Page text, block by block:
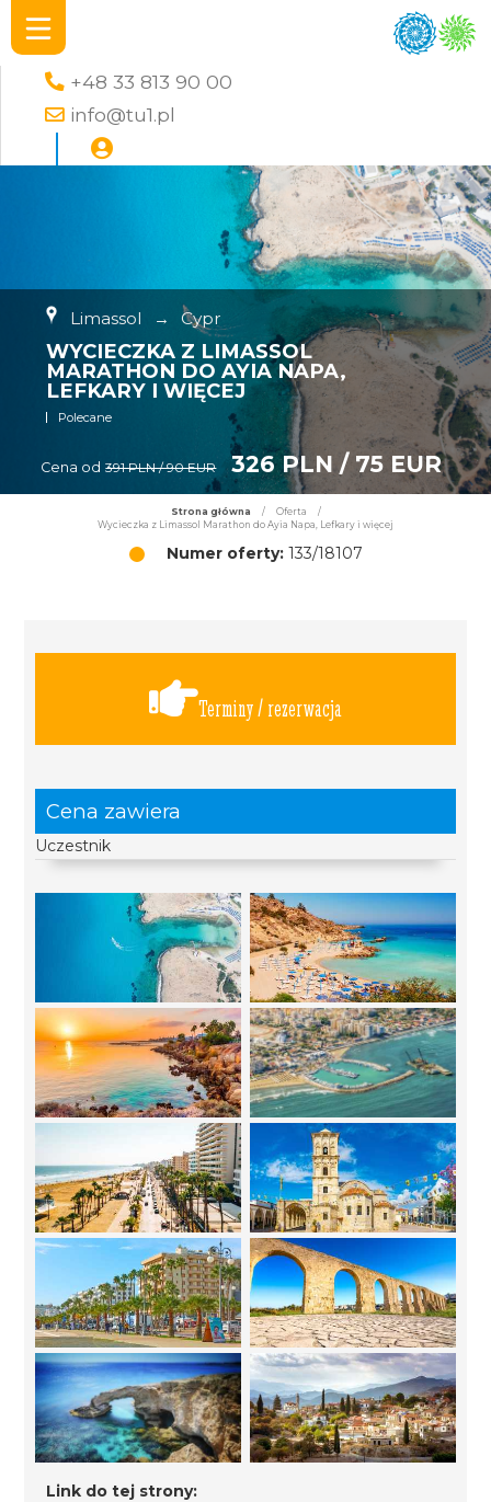
+48 33 813 90 00
info@tu1.pl
Limassol → Cypr
WYCIECZKA Z LIMASSOL
MARATHON DO AYIA NAPA,
LEFKARY I WIĘCEJ
Polecane
Cena od 391 PLN / 90 EUR 326 PLN / 75 EUR
Strona główna / Oferta
/
Wycieczka z Limassol Marathon do Ayia Napa, Lefkary i więcej
Numer oferty:133/18107
Terminy / rezerwacja
Cena zawiera
Uczestnik
Link do tej strony: